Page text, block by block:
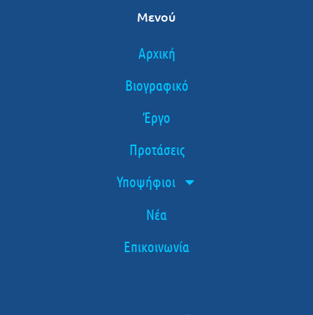
Μενού
Αρχική
Βιογραφικό
Έργο
Προτάσεις
Υποψήφιοι
Νέα
Επικοινωνία